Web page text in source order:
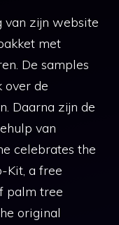
van zijn website
met
De samples
over de
Daarna zijn de
van
celebrates the
Kit, a free
palm tree
original